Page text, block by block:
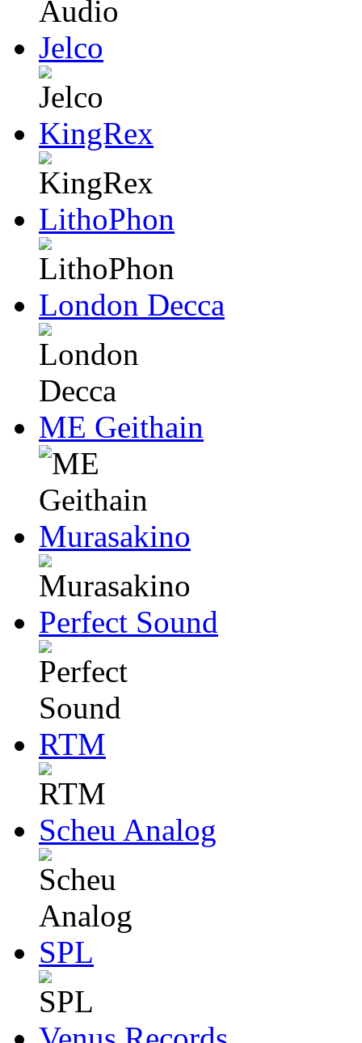
Jelco
KingRex
LithoPhon
London Decca
ME Geithain
Murasakino
Perfect Sound
RTM
Scheu Analog
SPL